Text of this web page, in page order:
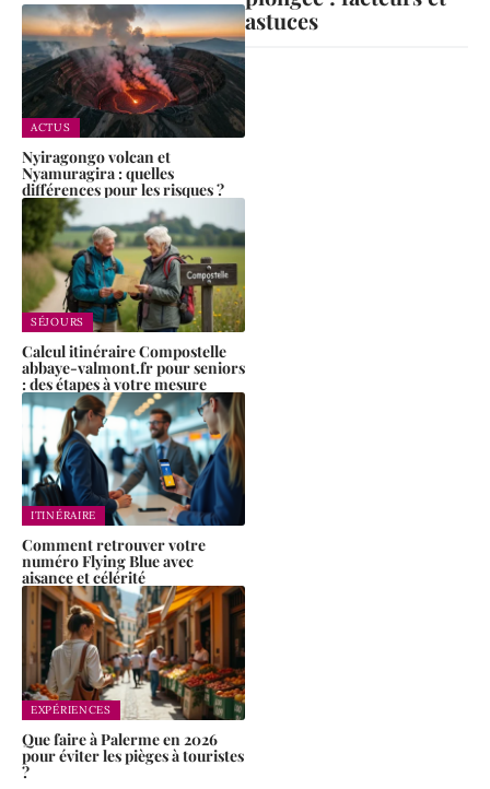
ACTUS
Nyiragongo volcan et
Nyamuragira : quelles
différences pour les risques ?
SÉJOURS
Calcul itinéraire Compostelle
abbaye-valmont.fr pour seniors
: des étapes à votre mesure
ITINÉRAIRE
Comment retrouver votre
numéro Flying Blue avec
aisance et célérité
EXPÉRIENCES
Que faire à Palerme en 2026
pour éviter les pièges à touristes
?
astuces